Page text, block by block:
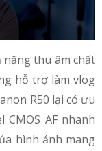
năng thu âm chất
hỗ trợ làm vlog
R50 lại có ưu
AF nhanh
hình ảnh mang